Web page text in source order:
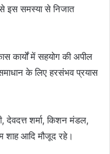
से इस समस्या से निजात
कार्यों में सहयोग की अपील
के लिए हरसंभव प्रयास
देवदत्त शर्मा, किशन मंडल,
शाह आदि मौजूद रहे।